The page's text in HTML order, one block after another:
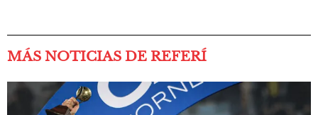
MÁS NOTICIAS DE REFERÍ